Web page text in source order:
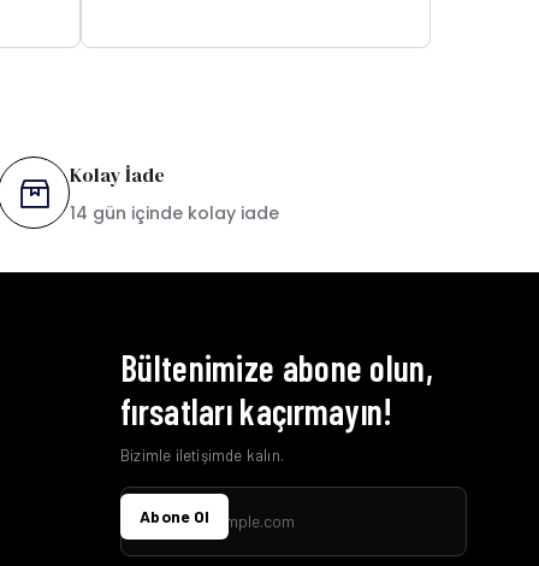
Kolay İade
14 gün içinde kolay iade
Bültenimize abone olun,
fırsatları kaçırmayın!
Bizimle iletişimde kalın.
Abone Ol